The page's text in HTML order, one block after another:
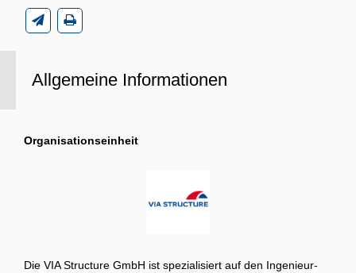
Allgemeine Informationen
Organisationseinheit
Die VIA Structure GmbH ist spezialisiert auf den Ingenieur-